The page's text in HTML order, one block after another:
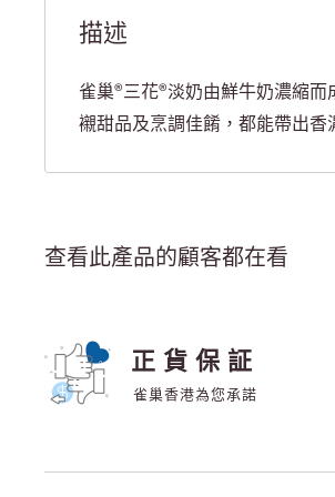
描述
雀巢®三花®淡奶由鮮牛奶濃縮
襯甜品及烹調佳餚，都能帶出香
查看此產品的顧客都在看
正貨保証
雀巢香港為您承諾